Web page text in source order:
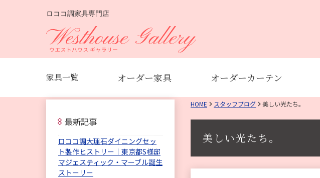
ロココ調家具専門店
家具一覧 オーダー家具 オーダーカーテン
HOME スタッフブログ 美しい光たち。
美しい光たち。
最新記事
ロココ調大理石ダイニングセッ
ト製作ヒストリー｜東京都S様邸
マジェスティック・マーブル誕生
ストーリー